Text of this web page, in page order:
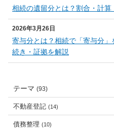
相続の遺留分とは？割合・計
寄与分とは？相続で「寄与分
続き・証拠を解説
2026年3月26日
テーマ (93)
不動産登記 (14)
債務整理 (10)